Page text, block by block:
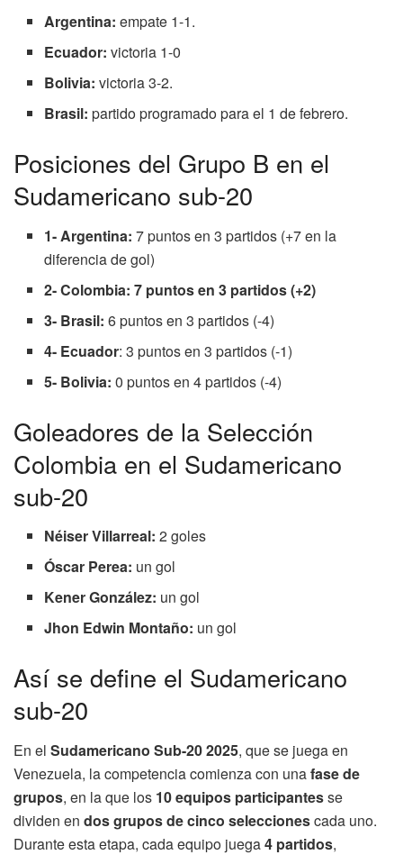
Argentina: empate 1-1.
Ecuador: victoria 1-0
Bolivia: victoria 3-2.
Brasil: partido programado para el 1 de febrero.
Posiciones del Grupo B en el
Sudamericano sub-20
1- Argentina: 7 puntos en 3 partidos (+7 en la
diferencia de gol)
2- Colombia: 7 puntos en 3 partidos (+2)
3- Brasil: 6 puntos en 3 partidos (-4)
4- Ecuador: 3 puntos en 3 partidos (-1)
5- Bolivia: 0 puntos en 4 partidos (-4)
Goleadores de la Selección
Colombia en el Sudamericano
sub-20
Néiser Villarreal: 2 goles
Óscar Perea: un gol
Kener González: un gol
Jhon Edwin Montaño: un gol
Así se define el Sudamericano
sub-20
En el Sudamericano Sub-20 2025, que se juega en
Venezuela, la competencia comienza con unafase de
grupos, en la que los 10 equipos participantesse
dividen en dos grupos de cinco seleccionescada uno.
Durante esta etapa, cada equipo juega4 partidos,